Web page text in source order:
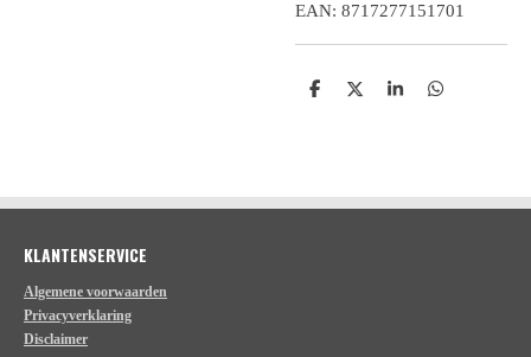
EAN: 8717277151701
D
D
S
D
KLANTENSERVICE
Algemene voorwaarden
Privacyverklaring
Disclaimer